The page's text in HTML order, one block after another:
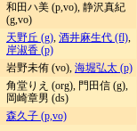
和田ハ美 (p,vo), 静沢真紀
(g,vo)
天野丘 (g), 酒井麻生代 (fl),
岸淑香 (p)
岩野未侑 (vo), 海堀弘太 (p)
角堂りえ (org), 門田信 (g),
岡崎章男 (ds)
森久子 (p,vo)